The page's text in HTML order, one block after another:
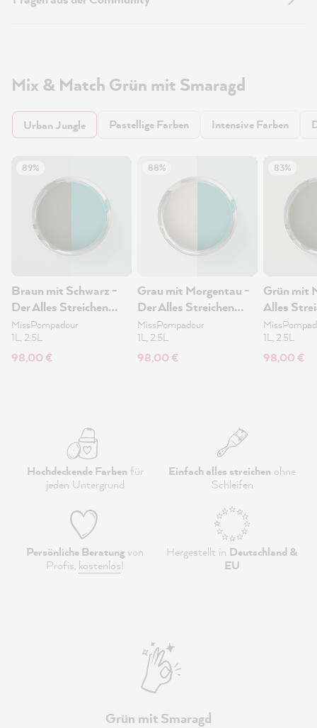
Mix & Match Grün mit Smaragd
Urban Jungle Pastellige Farben Intensive Farben
89%
Braun mit Schwarz -
Der Alles Streichen
Lack 2.5L
MissPompadour
1L, 2.5L
98,00 €
88%
Grau mit Morgentau -
Der Alles Streichen
Lack 2.5L
MissPompadour
1L, 2.5L
98,00 €
83%
Grün mit
Alles
2.5L
1L, 2.5L
98,00 €
Hochdeckende Farbenfür
jeden Untergrund
Einfach alles streichen ohne
Schleifen
Persönliche Beratungvon
Profis, kostenlos!
Hergestellt in Deutschland &
EU
Grün mit Smaragd